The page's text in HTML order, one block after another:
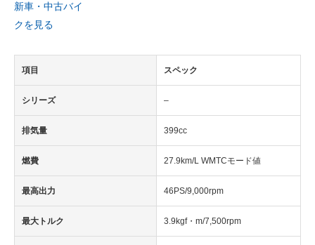
新車・中古バイ
クを見る
項目 スペック
シリーズ –
排気量 399cc
燃費 27.9km/L WMTCモード値
最高出力 46PS/9,000rpm
最大トルク 3.9kgf・m/7,500rpm